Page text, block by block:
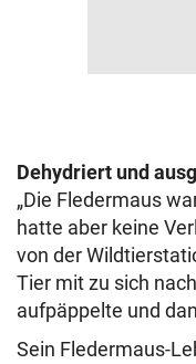
Dehydriert und
„Die Fledermaus
hatte aber keine
von der
Tier mit zu sich
aufpäppelte und
Sein Fledermaus-